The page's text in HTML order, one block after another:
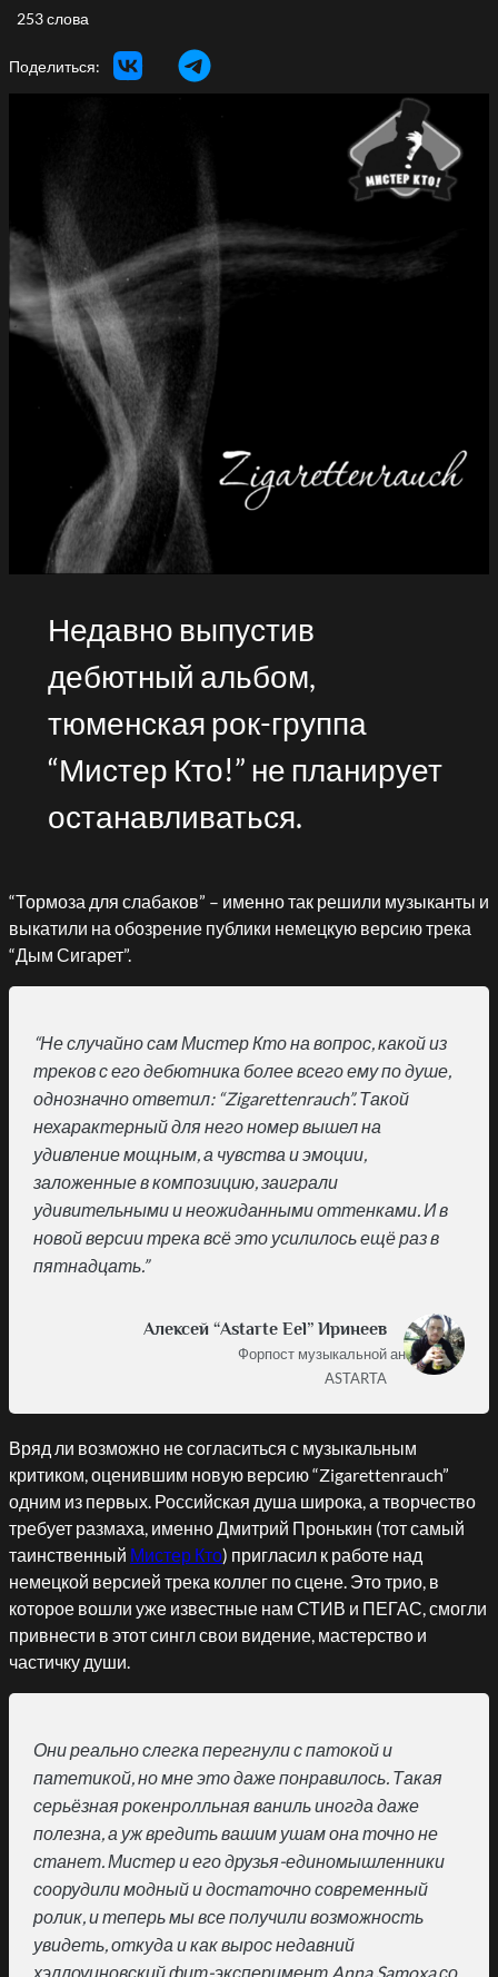
253 слова
Поделиться:
Недавно выпустив
дебютный альбом,
тюменская рок-группа
“Мистер Кто!” не планирует
останавливаться.
“Тормоза для слабаков” – именно так решили музыканты и
выкатили на обозрение публики немецкую версию трека
“Дым Сигарет”.
“Не случайно сам Мистер Кто на вопрос, какой из
треков с его дебютника более всего ему по душе,
однозначно ответил: “Zigarettenrauch”. Такой
нехарактерный для него номер вышел на
удивление мощным, а чувства и эмоции,
заложенные в композицию, заиграли
удивительными и неожиданными оттенками. И в
новой версии трека всё это усилилось ещё раз в
пятнадцать.”
Алексей “Astarte Eel” Иринеев
Форпост музыкальной аналитики”
ASTARTA
Вряд ли возможно не согласиться с музыкальным
критиком, оценившим новую версию “Zigarettenrauch”
одним из первых. Российская душа широка, а творчество
требует размаха, именно Дмитрий Пронькин (тот самый
таинственный Мистер Кто) пригласил к работе над
немецкой версией трека коллег по сцене. Это трио, в
которое вошли уже известные нам СТИВ и ПЕГАС, смогли
привнести в этот сингл свои видение, мастерство и
частичку души.
Они реально слегка перегнули с патокой и
патетикой, но мне это даже понравилось. Такая
серьёзная рокенролльная ваниль иногда даже
полезна, а уж вредить вашим ушам она точно не
станет. Мистер и его друзья-единомышленники
соорудили модный и достаточно современный
ролик, и теперь мы все получили возможность
увидеть, откуда и как вырос недавний
хэллоуиновский фит-эксперимент Anna Samoxa со